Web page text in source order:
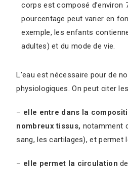
corps est composé d’environ
pourcentage peut varier en
exemple, les enfants
adultes) et du mode de vie.
L’eau est nécessaire pour de
physiologiques. On peut citer
– elle entre dans la
nombreux tissus, notamment
sang, les cartilages), et permet
– elle permet la circulation